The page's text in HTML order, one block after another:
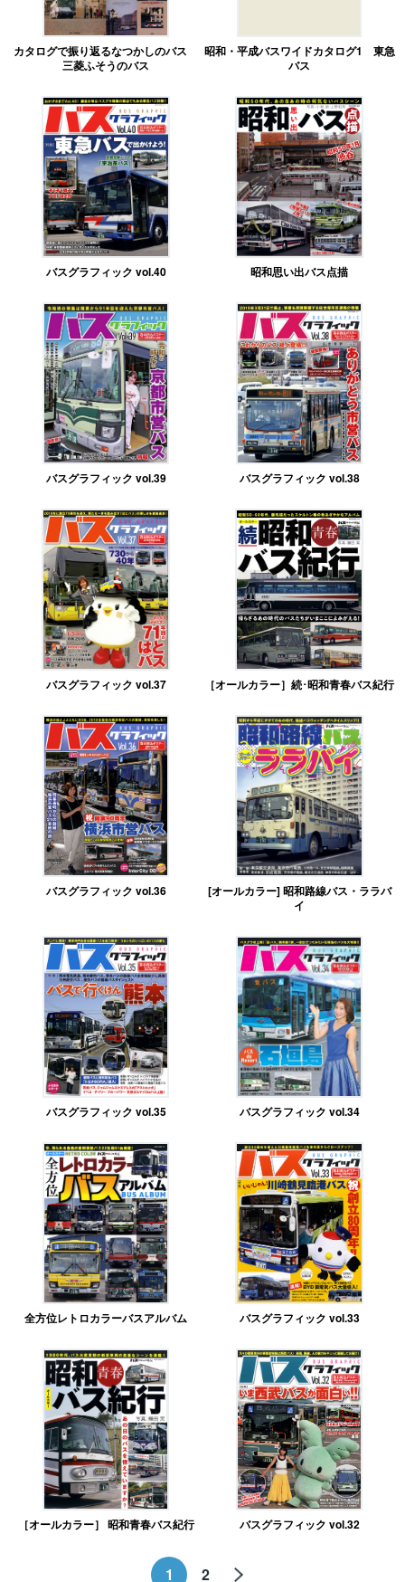
カタログで振り返るなつかしのバス
三菱ふそうのバス
昭和・平成バスワイドカタログ1 東急
バス
バスグラフィック vol.40 昭和思い出バス点描
バスグラフィック vol.39 バスグラフィック vol.38
バスグラフィック vol.37 ［オールカラー］続･昭和青春バス紀行
バスグラフィック vol.36
[オールカラー] 昭和路線バス・ララバ
イ
バスグラフィック vol.35 バスグラフィック vol.34
全方位レトロカラーバスアルバム バスグラフィック vol.33
［オールカラー］ 昭和青春バス紀行 バスグラフィック vol.32
1 2